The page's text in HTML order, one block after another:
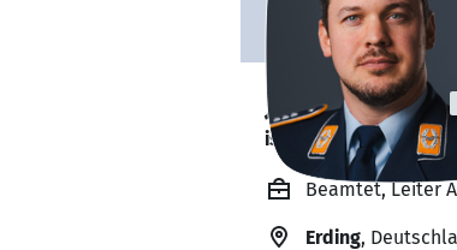
Joss Becker
ist offen für Projekte.
Beamtet, Leiter
Erding,